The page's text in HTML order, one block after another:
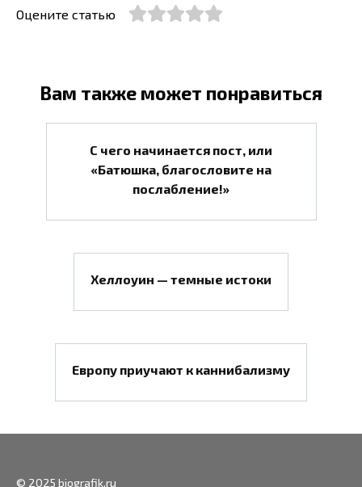
Оцените статью
Вам также может понравиться
С чего начинается пост, или
«Батюшка, благословите на
послабление!»
Хеллоуин — темные истоки
Европу приучают к каннибализму
© 2025 biografik.ru